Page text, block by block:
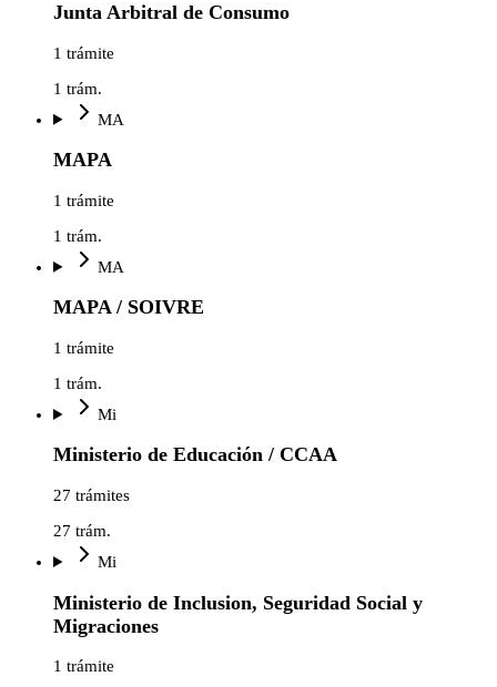
Junta Arbitral de Consumo
1 trámite
1 trám.
MA
MAPA
1 trámite
1 trám.
MA
MAPA / SOIVRE
1 trámite
1 trám.
Mi
Ministerio de Educación / CCAA
27 trámites
27 trám.
Mi
Ministerio de Inclusion, Seguridad Social y
Migraciones
1 trámite